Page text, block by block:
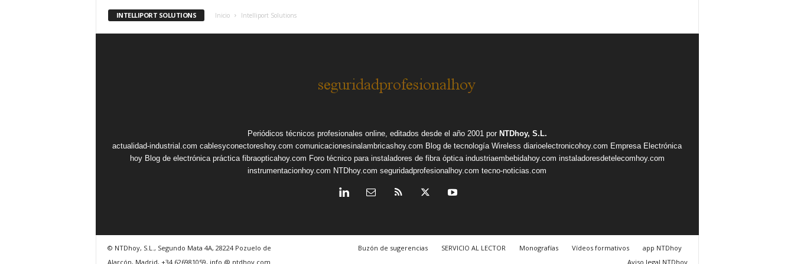
INTELLIPORT SOLUTIONS Inicio Intelliport Solutions
Periódicos técnicos profesionales online, editados desde el año 2001 por NTDhoy, S.L.
actualidad-industrial.com cablesyconectoreshoy.com comunicacionesinalambricashoy.com Blog de tecnología Wireless diarioelectronicohoy.com Empresa Electrónica
hoy Blog de electrónica práctica fibraopticahoy.com Foro técnico para instaladores de fibra óptica industriaembebidahoy.com instaladoresdetelecomhoy.com
instrumentacionhoy.com NTDhoy.com seguridadprofesionalhoy.com tecno-noticias.com
Buzón de sugerencias SERVICIO AL LECTOR Monografías Vídeos formativos
app NTDhoy
Aviso legal NTDhoy
© NTDhoy, S.L., Segundo Mata 4A, 28224 Pozuelo de
Alarcón, Madrid, +34 626981059, info @ ntdhoy.com